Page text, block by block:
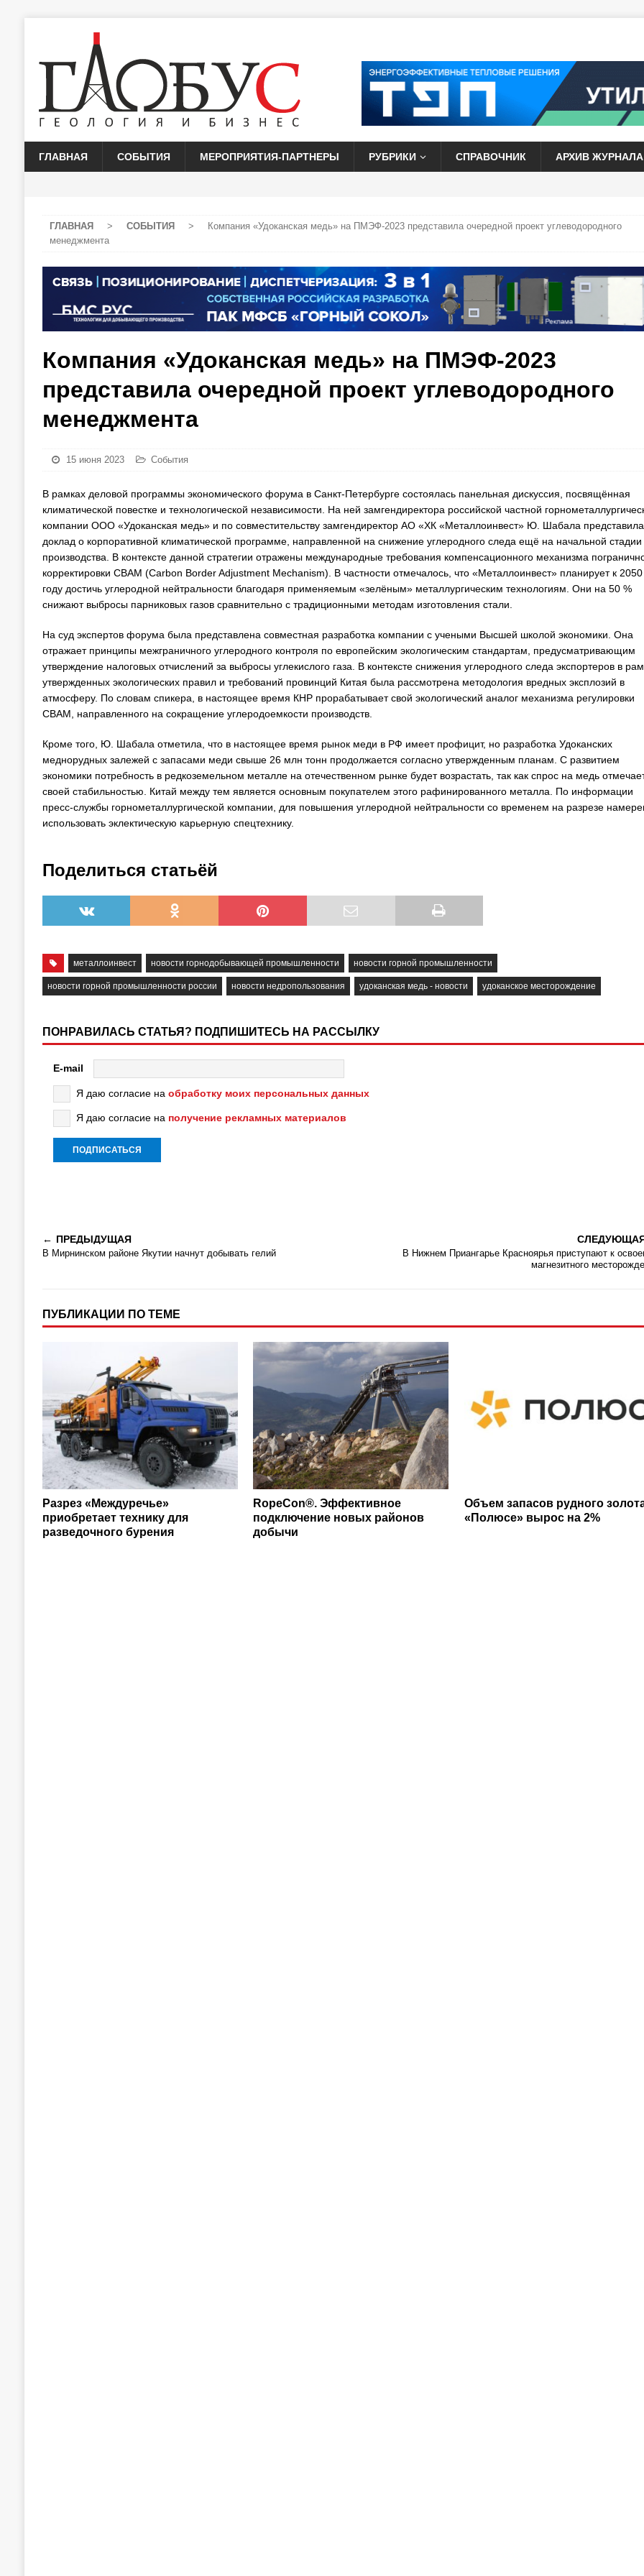
ГЛАВНАЯ СОБЫТИЯ МЕРОПРИЯТИЯ-ПАРТНЕРЫ РУБРИКИ СПРАВОЧНИК АРХИВ ЖУРНАЛА
ГЛАВНАЯ > СОБЫТИЯ >
Компания «Удоканская медь» на ПМЭФ-2023 представила очередной проект углеводородного
менеджмента
Компания «Удоканская медь» на ПМЭФ-2023
представила очередной проект углеводородного
менеджмента
15 июня 2023 События
В рамках деловой программы экономического форума в Санкт-Петербурге состоялась панельная дискуссия, посвящённая
климатической повестке и технологической независимости. На ней замгендиректора российской частной
компании ООО «Удоканская медь» и по совместительству замгендиректор АО «ХК «Металлоинвест» Ю. Шабала представила
доклад о корпоративной климатической программе, направленной на снижение углеродного следа ещё на начальной стадии
производства. В контексте данной стратегии отражены международные требования компенсационного механизма
корректировки CBAM (Carbon Border Adjustment Mechanism). В частности отмечалось, что «Металлоинвест» планирует к 2050
году достичь углеродной нейтральности благодаря применяемым «зелёным» металлургическим технологиям. Они на 50 %
снижают выбросы парниковых газов сравнительно с традиционными методам изготовления стали.
На суд экспертов форума была представлена совместная разработка компании с учеными Высшей школой экономики. Она
отражает принципы межграничного углеродного контроля по европейским экологическим стандартам, предусматривающим
утверждение налоговых отчислений за выбросы углекислого газа. В контексте снижения углеродного следа экспортеров в
утвержденных экологических правил и требований провинций Китая была рассмотрена методология вредных эксплозий в
атмосферу. По словам спикера, в настоящее время КНР прорабатывает свой экологический аналог механизма регулировки
CBAM, направленного на сокращение углеродоемкости производств.
Кроме того, Ю. Шабала отметила, что в настоящее время рынок меди в РФ имеет профицит, но разработка Удоканских
меднорудных залежей с запасами меди свыше 26 млн тонн продолжается согласно утвержденным планам. С развитием
экономики потребность в редкоземельном металле на отечественном рынке будет возрастать, так как спрос на медь
своей стабильностью. Китай между тем является основным покупателем этого рафинированного металла. По информации
пресс-службы горнометаллургической компании, для повышения углеродной нейтральности со временем на разрезе
использовать эклектическую карьерную спецтехнику.
Поделиться статьёй
металлоинвест новости горнодобывающей промышленности новости горной промышленности
новости горной промышленности россии новости недропользования удоканская медь - новости удоканское месторождение
ПОНРАВИЛАСЬ СТАТЬЯ? ПОДПИШИТЕСЬ НА РАССЫЛКУ
E-mail
Я даю согласие на обработку моих персональных данных
Я даю согласие на получение рекламных материалов
ПРЕДЫДУЩАЯ
В Мирнинском районе Якутии начнут добывать гелий
В Нижнем Приангарье Красноярья приступают к
магнезитного
ПУБЛИКАЦИИ ПО ТЕМЕ
Разрез «Междуречье»
приобретает технику для
разведочного бурения
RopeCon®. Эффективное
подключение новых районов
добычи
Объем запасов рудного
«Полюсе» вырос на 2%